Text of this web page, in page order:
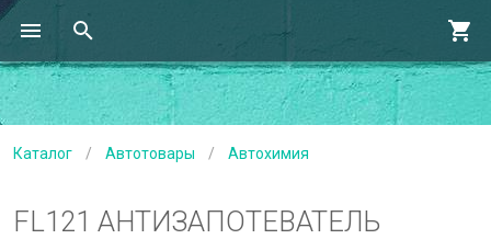
Каталог / Автотовары / Автохимия
FL121 АНТИЗАПОТЕВАТЕЛЬ